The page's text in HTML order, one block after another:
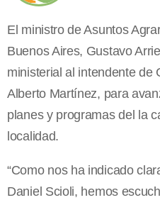
El ministro de Asuntos
Buenos Aires, Gustavo
ministerial al intendente de
Alberto Martínez, para
planes y programas del la
localidad.
“Como nos ha indicado
Daniel Scioli, hemos